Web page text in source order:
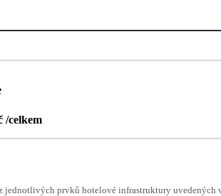
/celkem
jednotlivých prvků hotelové infrastruktury uvedených